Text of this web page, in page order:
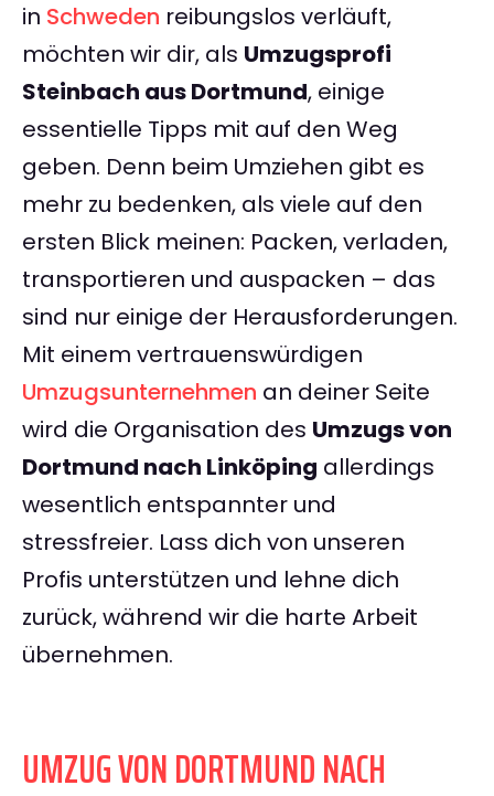
in Schweden reibungslos verläuft,
möchten wir dir, als Umzugsprofi
Steinbach aus Dortmund, einige
essentielle Tipps mit auf den Weg
geben. Denn beim Umziehen gibt es
mehr zu bedenken, als viele auf den
ersten Blick meinen: Packen, verladen,
transportieren und auspacken – das
sind nur einige der Herausforderungen.
Mit einem vertrauenswürdigen
Umzugsunternehmen an deiner Seite
wird die Organisation des Umzugs von
Dortmund nach Linköping allerdings
wesentlich entspannter und
stressfreier. Lass dich von unseren
Profis unterstützen und lehne dich
zurück, während wir die harte Arbeit
übernehmen.
UMZUG VON DORTMUND NACH